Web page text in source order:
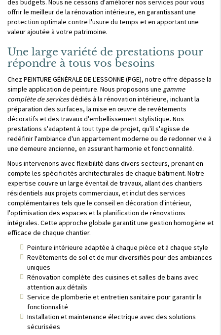
des budgets. Nous ne cessons d'améliorer nos services pour vous
offrir le meilleur de la rénovation intérieure, en garantissant une
protection optimale contre l'usure du temps et en apportant une
valeur ajoutée à votre patrimoine.
Une large variété de prestations pour
répondre à tous vos besoins
Chez PEINTURE GÉNÉRALE DE L'ESSONNE (PGE), notre offre dépasse la
simple application de peinture. Nous proposons une gamme
complète de servicesdédiés à la rénovation intérieure, incluant la
préparation des surfaces, la mise en œuvre de revêtements
décoratifs et des travaux d'embellissement stylistique. Nos
prestations s'adaptent à tout type de projet, qu'il s'agisse de
redéfinir l'ambiance d'un appartement moderne ou de redonner vie à
une demeure ancienne, en assurant harmonie et fonctionnalité.
Nous intervenons avec flexibilité dans divers secteurs, prenant en
compte les spécificités architecturales de chaque bâtiment. Notre
expertise couvre un large éventail de travaux, allant des chantiers
résidentiels aux projets commerciaux, et inclut des services
complémentaires tels que le conseil en décoration d'intérieur,
l'optimisation des espaces et la planification de rénovations
intégrales. Cette approche globale garantit une gestion homogène et
efficace de chaque chantier.
Peinture intérieure adaptée à chaque pièce et à chaque style
Revêtements de sol et de mur diversifiés pour des ambiances
uniques
Rénovation complète des cuisines et salles de bains avec
attention aux détails
Service de plomberie et entretien sanitaire pour garantir la
fonctionnalité
Installation et maintenance électrique avec des solutions
sécurisées